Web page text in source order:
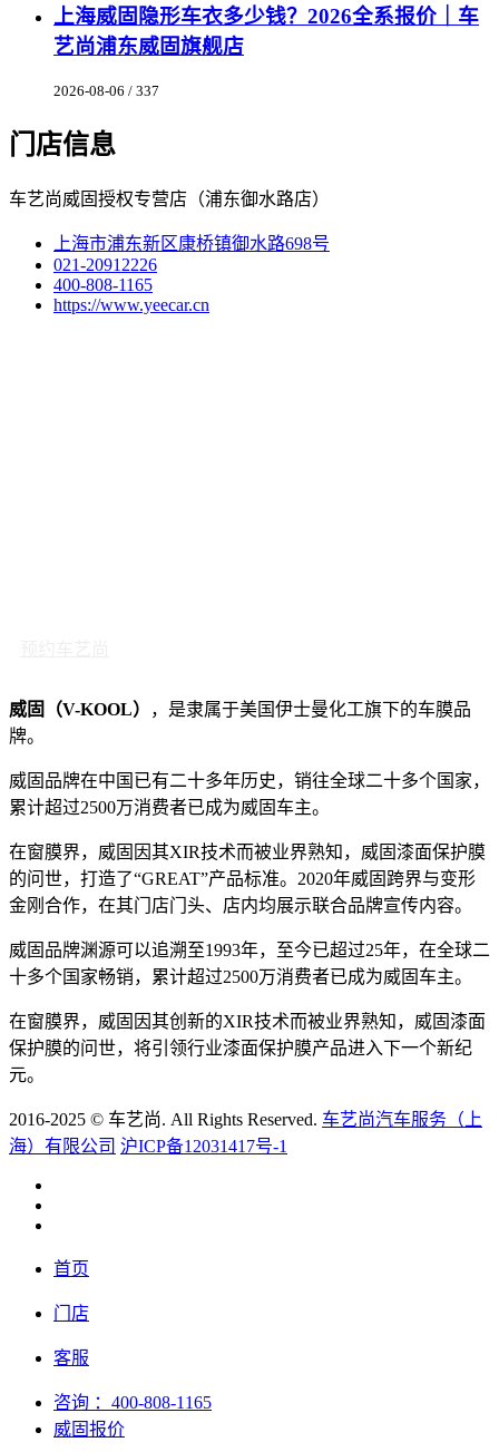
上海威固隐形车衣多少钱？2026全系报价｜车
艺尚浦东威固旗舰店
2026-08-06 / 337
门店信息
车艺尚威固授权专营店（浦东御水路店）
上海市浦东新区康桥镇御水路698号
021-20912226
400-808-1165
https://www.yeecar.cn
威固（V-KOOL）
，是隶属于美国伊士曼化工旗下的车膜品
牌。
威固品牌在中国已有二十多年历史，销往全球二十多个国家，
累计超过2500万消费者已成为威固车主。
在窗膜界，威固因其XIR技术而被业界熟知，威固漆面保护膜
的问世，打造了“GREAT”产品标准。2020年威固跨界与变形
金刚合作，在其门店门头、店内均展示联合品牌宣传内容。
威固品牌渊源可以追溯至1993年，至今已超过25年，在全球二
十多个国家畅销，累计超过2500万消费者已成为威固车主。
在窗膜界，威固因其创新的XIR技术而被业界熟知，威固漆面
保护膜的问世，将引领行业漆面保护膜产品进入下一个新纪
元。
2016-2025 © 车艺尚. All Rights Reserved. 车艺尚汽车服务（上
海）有限公司 沪ICP备12031417号-1
首页
门店
客服
咨询 ：400-808-1165
威固报价